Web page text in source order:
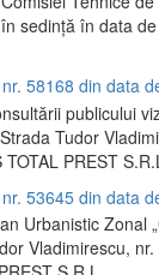
sedință în data
58168 din data
publicului
Tudor
PREST
53645 din data
Urbanistic Zonal
Vladimirescu,